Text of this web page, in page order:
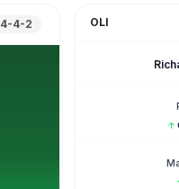
4-4-2 OLI
↑